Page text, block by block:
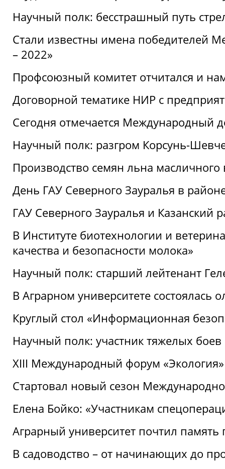
Научный полк: бесстрашный путь
Стали известны имена победителей
– 2022»
Профсоюзный комитет отчитался и
Договорной тематике НИР с
Сегодня отмечается Международный
Научный полк: разгром Корсунь-
Производство семян льна
День ГАУ Северного Зауралья в
ГАУ Северного Зауралья и Казанский
В Институте биотехнологии и
качества и безопасности молока»
Научный полк: старший лейтенант
В Аграрном университете состоялась
Круглый стол «Информационная
Научный полк: участник тяжелых
XIII Международный форум
Стартовал новый сезон
Елена Бойко: «Участникам
Аграрный университет почтил
В садоводство – от начинающих до